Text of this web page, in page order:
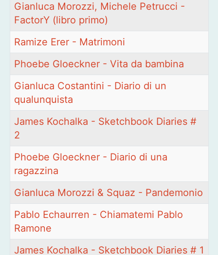
Gianluca Morozzi, Michele Petrucci -
FactorY (libro primo)
Ramize Erer - Matrimoni
Phoebe Gloeckner - Vita da bambina
Gianluca Costantini - Diario di un
qualunquista
James Kochalka - Sketchbook Diaries #
2
Phoebe Gloeckner - Diario di una
ragazzina
Gianluca Morozzi & Squaz - Pandemonio
Pablo Echaurren - Chiamatemi Pablo
Ramone
James Kochalka - Sketchbook Diaries # 1